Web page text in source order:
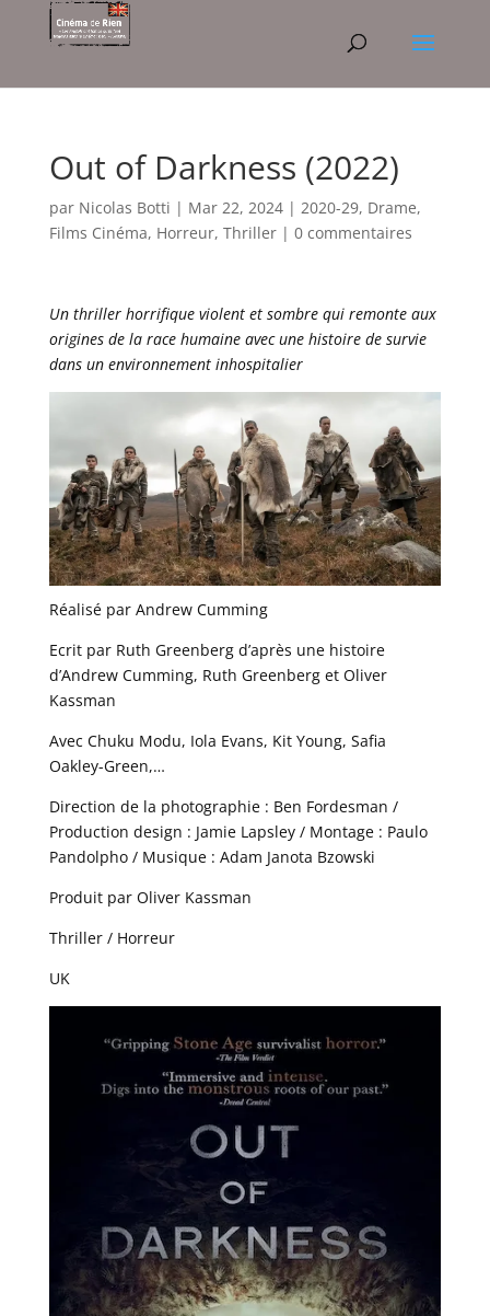
Out of Darkness (2022)
par Nicolas Botti | Mar 22, 2024| 2020-29, Drame,
Films Cinéma, Horreur, Thriller| 0 commentaires
Un thriller horrifique violent et sombre qui remonte aux
origines de la race humaine avec une histoire de survie
dans un environnement inhospitalier
Réalisé par Andrew Cumming
Ecrit par Ruth Greenberg d’après une histoire
d’Andrew Cumming, Ruth Greenberg et Oliver
Kassman
Avec Chuku Modu, Iola Evans, Kit Young, Safia
Oakley-Green,…
Direction de la photographie : Ben Fordesman /
Production design : Jamie Lapsley / Montage : Paulo
Pandolpho / Musique : Adam Janota Bzowski
Produit par Oliver Kassman
Thriller / Horreur
UK